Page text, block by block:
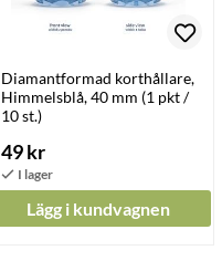
Diamantformad korthållare,
Himmelsblå, 40 mm (1 pkt /
10 st.)
49 kr
Lägg i kundvagnen